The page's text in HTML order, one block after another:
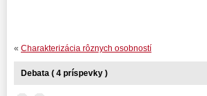
« Charakterizácia rôznych osobností
Debata ( 4 príspevky )